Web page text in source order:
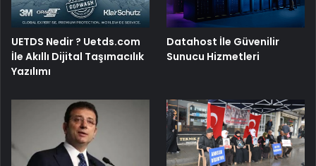
UETDS Nedir ? Uetds.com
İle Akıllı Dijital Taşımacılık
Yazılımı
Datahost İle Güvenilir
Sunucu Hizmetleri